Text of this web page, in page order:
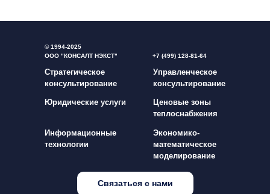
Ценовые зоны
теплоснабжения
© 1994-2025
ООО "КОНСАЛТ НЭКСТ"
+7 (499) 128-81-64
Стратегическое
консультирование
Управленческое
консультирование
Юридические услуги
Информационные
технологии
Экономико-
математическое
моделирование
Связаться с нами